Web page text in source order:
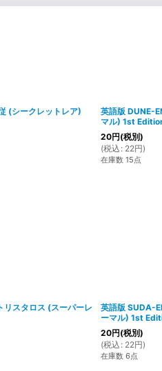
(シークレットレア)
英語版 DUNE-
マル) 1st
20円(税別)
(税込 : 22円)
在庫数 15点
スタロス (スーパーレ
英語版 SUDA-
ーマル) 1st
20円(税別)
(税込 : 22円)
在庫数 6点